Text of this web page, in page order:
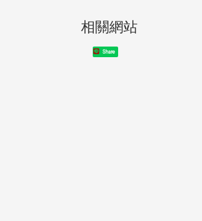
相關網站
Share